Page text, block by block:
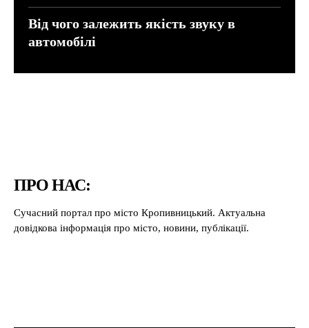
Від чого залежить якість звуку в
автомобілі
ПРО НАС:
Сучасний портал про місто Кропивницький. Актуальна
довідкова інформація про місто, новини, публікації.